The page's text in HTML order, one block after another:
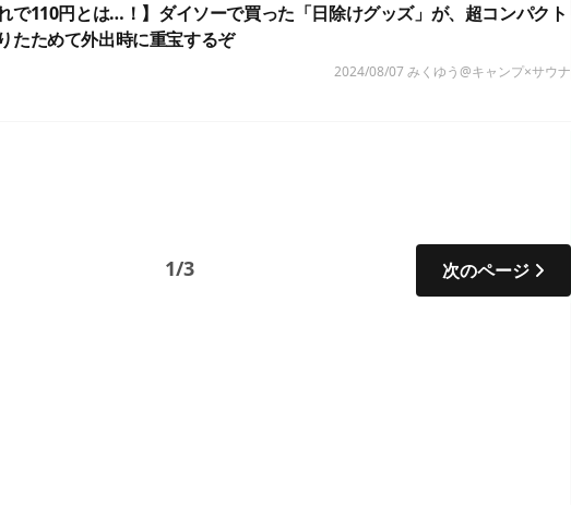
れで110円とは…！】ダイソーで買った「日除けグッズ」が、超コンパクト
たためて外出時に重宝するぞ
2024/08/07 みくゆう@キャンプ×サウナ
1/3 次のページ